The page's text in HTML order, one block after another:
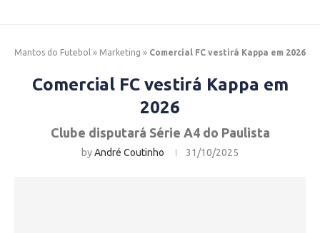
Mantos do Futebol » Marketing » Comercial FC vestirá Kappa em 2026
Comercial FC vestirá Kappa em
2026
Clube disputará Série A4 do Paulista
byAndré Coutinho 31/10/2025